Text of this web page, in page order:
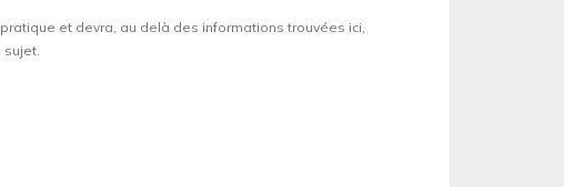
et devra, au delà des informations trouvées ici,
sujet.